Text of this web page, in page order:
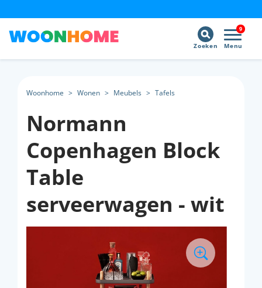
9
Menu
Zoeken
Woonhome > Wonen > Meubels > Tafels
Normann
Copenhagen Block
Table
serveerwagen - wit